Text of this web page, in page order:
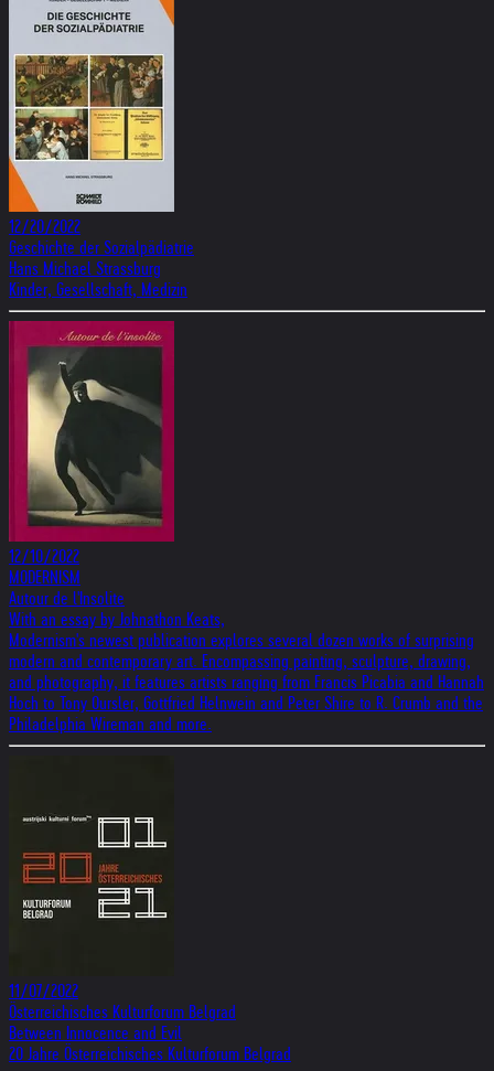
12/20/2022
Geschichte der Sozialpädiatrie
Hans Michael Strassburg
Kinder, Gesellschaft, Medizin
12/10/2022
MODERNISM
Autour de l'Insolite
With an essay by Johnathon Keats,
Modernism's newest publication explores several dozen works of surprising
modern and contemporary art. Encompassing painting, sculpture, drawing,
and photography, it features artists ranging from Francis Picabia and Hannah
Hoch to Tony Oursler, Gottfried Helnwein and Peter Shire to R. Crumb and the
Philadelphia Wireman and more.
11/07/2022
Österreichisches Kulturforum Belgrad
Between Innocence and Evil
20 Jahre Österreichisches Kulturforum Belgrad